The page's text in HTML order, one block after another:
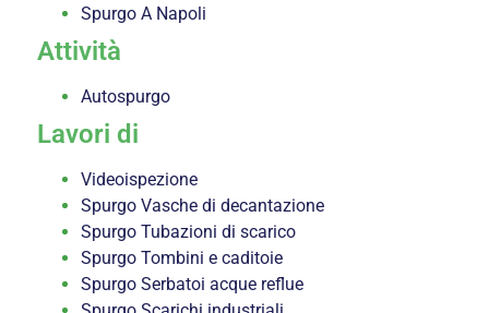
Spurgo A Napoli
Attività
Autospurgo
Lavori di
Videoispezione
Spurgo Vasche di decantazione
Spurgo Tubazioni di scarico
Spurgo Tombini e caditoie
Spurgo Serbatoi acque reflue